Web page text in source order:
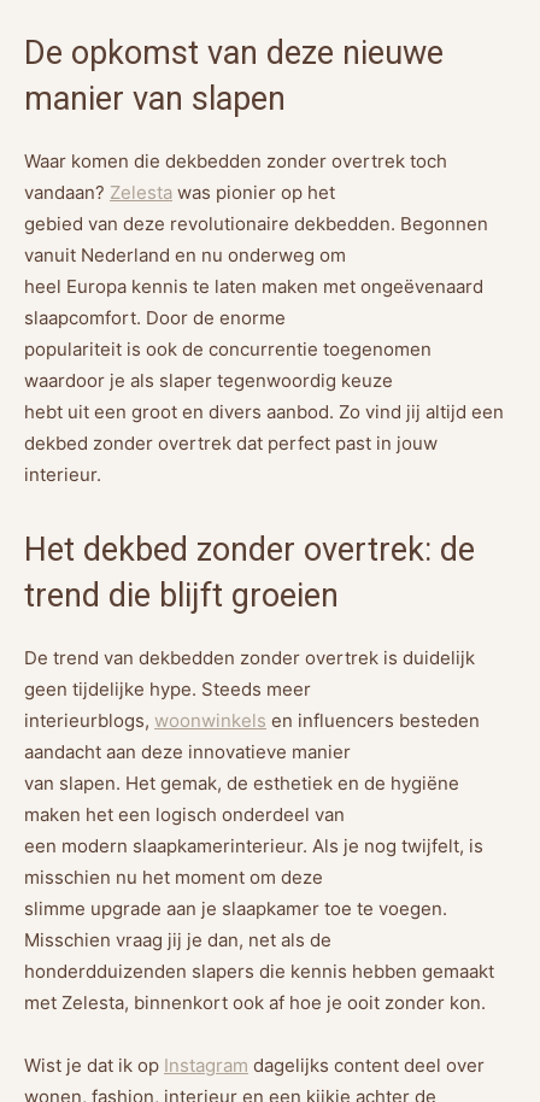
De opkomst van deze nieuwe
manier van slapen
Waar komen die dekbedden zonder overtrek toch
vandaan? Zelesta was pionier op het
gebied van deze revolutionaire dekbedden. Begonnen
vanuit Nederland en nu onderweg om
heel Europa kennis te laten maken met ongeëvenaard
slaapcomfort. Door de enorme
populariteit is ook de concurrentie toegenomen
waardoor je als slaper tegenwoordig keuze
hebt uit een groot en divers aanbod. Zo vind jij altijd een
dekbed zonder overtrek dat perfect past in jouw
interieur.
Het dekbed zonder overtrek: de
trend die blijft groeien
De trend van dekbedden zonder overtrek is duidelijk
geen tijdelijke hype. Steeds meer
interieurblogs, woonwinkels en influencers besteden
aandacht aan deze innovatieve manier
van slapen. Het gemak, de esthetiek en de hygiëne
maken het een logisch onderdeel van
een modern slaapkamerinterieur. Als je nog twijfelt, is
misschien nu het moment om deze
slimme upgrade aan je slaapkamer toe te voegen.
Misschien vraag jij je dan, net als de
honderdduizenden slapers die kennis hebben gemaakt
met Zelesta, binnenkort ook af hoe je ooit zonder kon.
Wist je dat ik op Instagram dagelijks content deel over
wonen, fashion, interieur en een kijkje achter de